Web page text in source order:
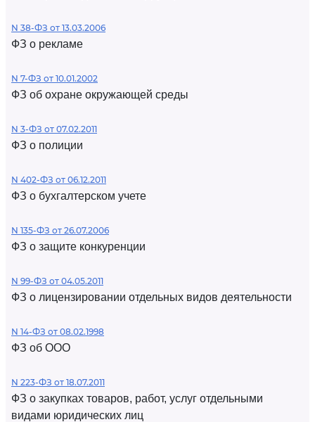
N 38-ФЗ от 13.03.2006
ФЗ о рекламе
N 7-ФЗ от 10.01.2002
ФЗ об охране окружающей среды
N 3-ФЗ от 07.02.2011
ФЗ о полиции
N 402-ФЗ от 06.12.2011
ФЗ о бухгалтерском учете
N 135-ФЗ от 26.07.2006
ФЗ о защите конкуренции
N 99-ФЗ от 04.05.2011
ФЗ о лицензировании отдельных видов деятельности
N 14-ФЗ от 08.02.1998
ФЗ об ООО
N 223-ФЗ от 18.07.2011
ФЗ о закупках товаров, работ, услуг отдельными
видами юридических лиц